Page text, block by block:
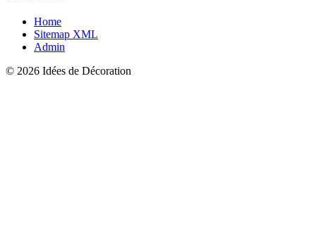
Home
Sitemap XML
Admin
© 2026 Idées de Décoration